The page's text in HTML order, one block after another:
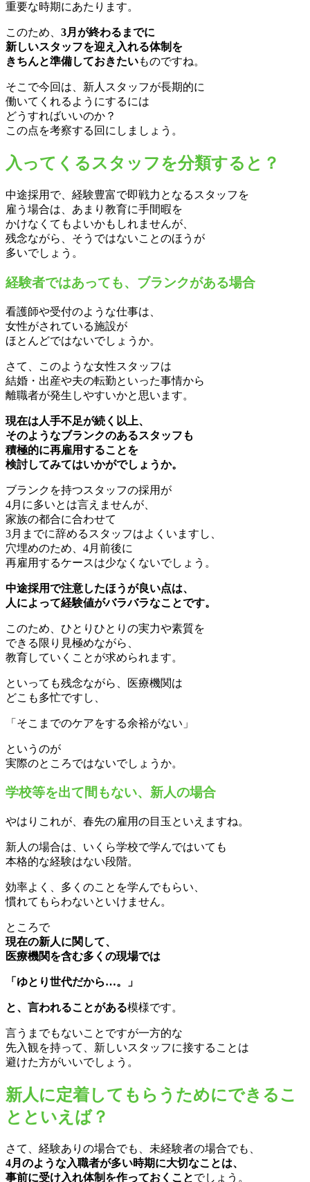
重要な時期にあたります。
このため、 3月が終わるまでに
新しいスタッフを迎え入れる体制を
きちんと準備しておきたいものですね。
そこで今回は、新人スタッフが長期的に
働いてくれるようにするには
どうすればいいのか？
この点を考察する回にしましょう。
入ってくるスタッフを分類すると？
中途採用で、経験豊富で即戦力となるスタッフを
雇う場合は、あまり教育に手間暇を
かけなくてもよいかもしれませんが、
残念ながら、そうではないことのほうが
多いでしょう。
経験者ではあっても、ブランクがある場合
看護師や受付のような仕事は、
女性がされている施設が
ほとんどではないでしょうか。
さて、このような女性スタッフは
結婚・出産や夫の転勤といった事情から
離職者が発生しやすいかと思います。
現在は人手不足が続く以上、
そのようなブランクのあるスタッフも
積極的に再雇用することを
検討してみてはいかがでしょうか。
ブランクを持つスタッフの採用が
4月に多いとは言えませんが、
家族の都合に合わせて
3月までに辞めるスタッフはよくいますし、
穴埋めのため、4月前後に
再雇用するケースは少なくないでしょう。
中途採用で注意したほうが良い点は、
人によって経験値がバラバラなことです。
このため、ひとりひとりの実力や素質を
できる限り見極めながら、
教育していくことが求められます。
といっても残念ながら、医療機関は
どこも多忙ですし、
「そこまでのケアをする余裕がない」
というのが
実際のところではないでしょうか。
学校等を出て間もない、新人の場合
やはりこれが、春先の雇用の目玉といえますね。
新人の場合は、いくら学校で学んではいても
本格的な経験はない段階。
効率よく、多くのことを学んでもらい、
慣れてもらわないといけません。
ところで
現在の新人に関して、
医療機関を含む多くの現場では
「ゆとり世代だから…。」
と、言われることがある模様です。
言うまでもないことですが一方的な
先入観を持って、新しいスタッフに接することは
避けた方がいいでしょう。
新人に定着してもらうためにできるこ
とといえば？
さて、経験ありの場合でも、未経験者の場合でも、
4月のような入職者が多い時期に大切なことは、
事前に受け入れ体制を作っておくことでしょう。